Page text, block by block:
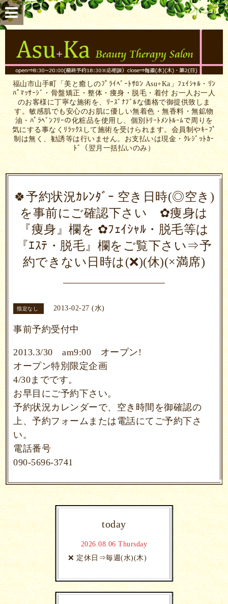
福山市山手町「美と癒しのﾌﾟﾗｲﾍﾞｰﾄｻﾛﾝ Asu+Ka」ﾌｪｲｼｬﾙ・ﾘﾝ
ﾊﾟﾏｯｻｰｼﾞ・骨盤矯正・整体・痩身・脱毛・着付 お一人お一人
のお客様に丁寧な施術を、ﾘｰｽﾞﾅﾌﾞﾙな価格で御提供致しま
す。敏感肌でも安心のお肌に優しい無着色・無香料・無鉱物
油・ﾊﾟﾗﾍﾞﾝﾌﾘｰの化粧品を使用し、個別ﾄﾘｰﾄﾒﾝﾄﾙｰﾑで周りを
気にする事なくﾘﾗｯｸｽして施術を受けられます。会員制やｷｰﾌﾟ
制は無く、勧誘等は行いません。お支払いは現金・ｸﾚｼﾞｯﾄｶｰ
ﾄﾞ（翌月一括払いのみ）
🍀予約状況ｶﾚﾝﾀﾞｰ 空き日時(◎空き)
を事前にご確認下さい ✿痩身は
『痩身』欄を ✿ﾌｪｲｼｬﾙ・脱毛等は
『ｴｽﾃ・脱毛』欄をご覧下さい⇒予
約できない日時は(❌)(休)(×満席)
指定なし 2013-02-27 (水)
事前予約受付中
2013.3/30 am9:00 オープン!
オープン特別限定企画
4/30までです。
お早目にご予約下さい。
予約状況カレンダーで、空き時間を御確認の
上、予約フォームまたは電話にて ご予約下さ
い。
電話番号
090-5696-3741
today
2026.08.06 Thursday
❌ 定休日⇒毎週(水)(木)